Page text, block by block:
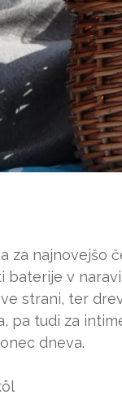
za najnovejšo
baterije v
strani, ter
pa tudi za
dneva.